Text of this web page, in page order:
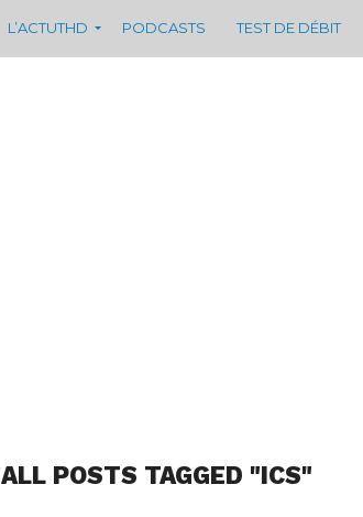
L’ACTUTHD PODCASTS TEST DE DÉBIT
ALL POSTS TAGGED "ICS"